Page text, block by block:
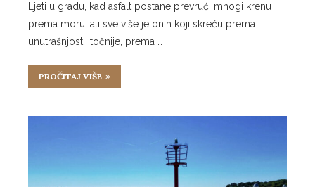
Ljeti u gradu, kad asfalt postane prevruć, mnogi krenu
prema moru, ali sve više je onih koji skreću prema
unutrašnjosti, točnije, prema …
PROČITAJ VIŠE